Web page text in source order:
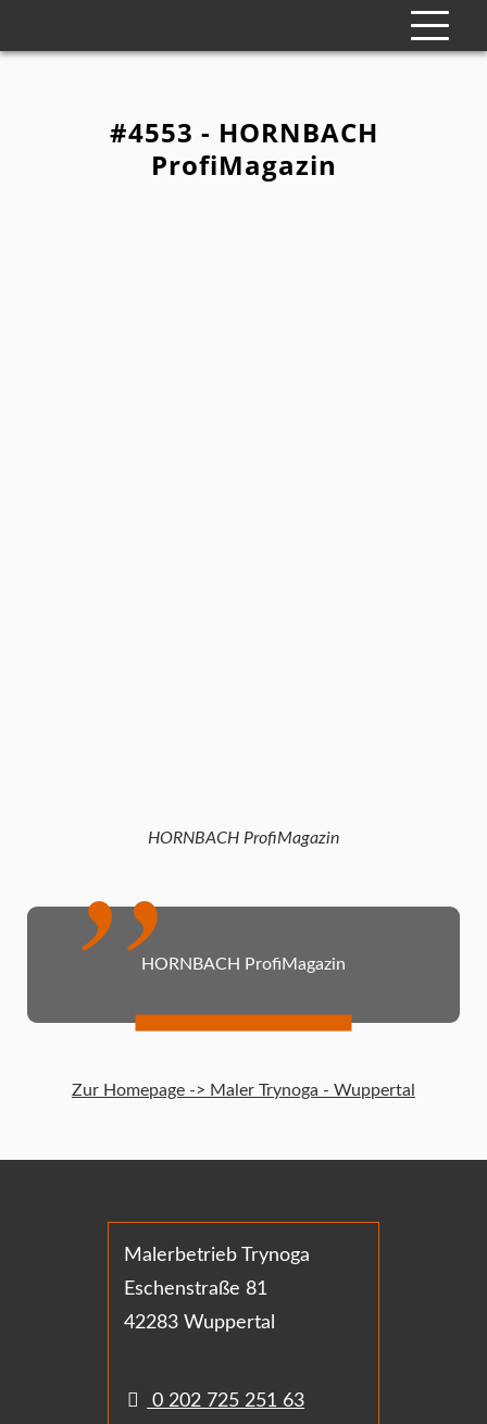
#4553 - HORNBACH
ProfiMagazin
HORNBACH ProfiMagazin
HORNBACH ProfiMagazin
Zur Homepage -> Maler Trynoga - Wuppertal
Malerbetrieb Trynoga
Eschenstraße 81
42283 Wuppertal
0 202 725 251 63